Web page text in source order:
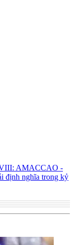
VIII: AMACCAO -
định nghĩa trong kỷ